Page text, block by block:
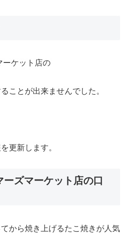
ーケット店の
ことが出来ませんでした。
更新します。
ズマーケット店の口
から焼き上げるたこ焼きが人気